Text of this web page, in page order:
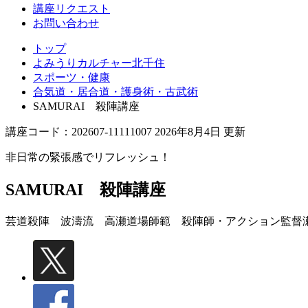
講座リクエスト
お問い合わせ
トップ
よみうりカルチャー北千住
スポーツ・健康
合気道・居合道・護身術・古武術
SAMURAI 殺陣講座
講座コード：202607-11111007 2026年8月4日 更新
非日常の緊張感でリフレッシュ！
SAMURAI 殺陣講座
芸道殺陣 波濤流 高瀬道場師範 殺陣師・アクション監督